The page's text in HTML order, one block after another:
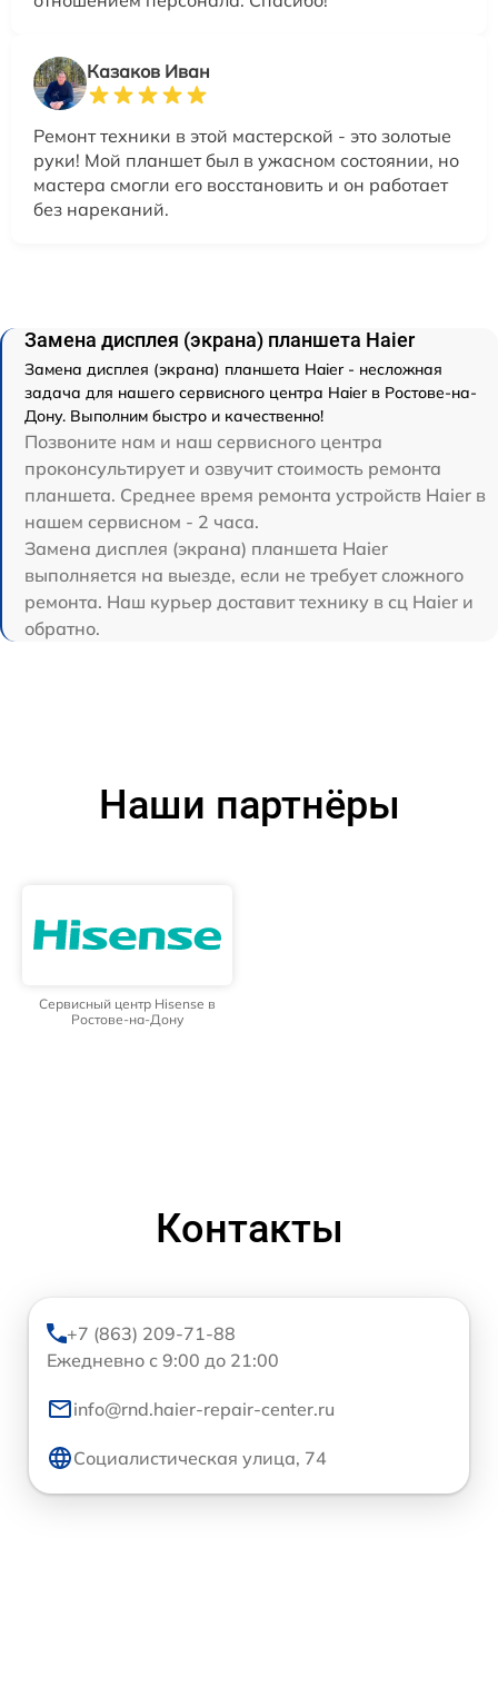
Казаков Иван
Ремонт техники в этой мастерской - это золотые
руки! Мой планшет был в ужасном состоянии, но
мастера смогли его восстановить и он работает
без нареканий.
Замена дисплея (экрана) планшета Haier
Замена дисплея (экрана) планшета Haier - несложная
задача для нашего сервисного центра Haier в Ростове-на-
Дону. Выполним быстро и качественно!
Позвоните нам и наш сервисного центра
проконсультирует и озвучит стоимость ремонта
планшета. Среднее время ремонта устройств Haier в
нашем сервисном - 2 часа.
Замена дисплея (экрана) планшета Haier
выполняется на выезде, если не требует сложного
ремонта. Наш курьер доставит технику в сц Haier и
обратно.
Наши партнёры
Сервисный центр Hisense в
Ростове-на-Дону
Контакты
+7 (863) 209-71-88
Ежедневно с 9:00 до 21:00
info@rnd.haier-repair-center.ru
Социалистическая улица, 74